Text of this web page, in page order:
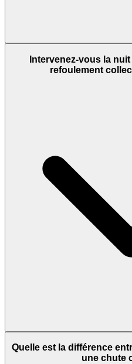
Intervenez-vous la
refoulement
Quelle est la différence
une chute